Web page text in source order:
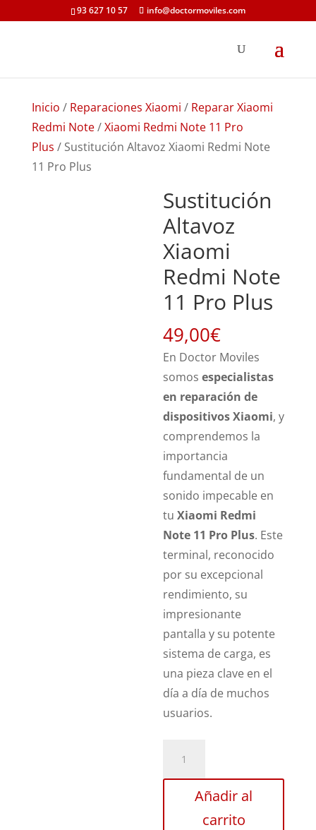
93 627 10 57 info@doctormoviles.com
Inicio / Reparaciones Xiaomi / Reparar Xiaomi
Redmi Note/Xiaomi Redmi Note 11 Pro
Plus / Sustitución Altavoz Xiaomi Redmi Note
11 Pro Plus
Sustitución
Altavoz
Xiaomi
Redmi Note
11 Pro Plus
49,00€
En Doctor Moviles
somosespecialistas
en reparación de
dispositivos Xiaomi, y
comprendemos la
importancia
fundamental de un
sonido impecable en
tuXiaomi Redmi
Note 11 Pro Plus. Este
terminal, reconocido
por su excepcional
rendimiento, su
impresionante
pantalla y su potente
sistema de carga, es
una pieza clave en el
día a día de muchos
usuarios.
XiaomiAñadir al
carrito